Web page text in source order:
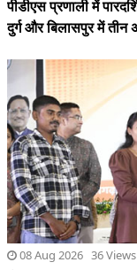
08 Aug 2026 36 Views
सेन समाज सनातन
मुख्यमंत्री साय